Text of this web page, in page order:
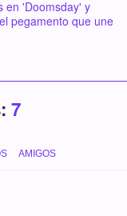
en 'Doomsday' y
pegamento que une
7
AMIGOS